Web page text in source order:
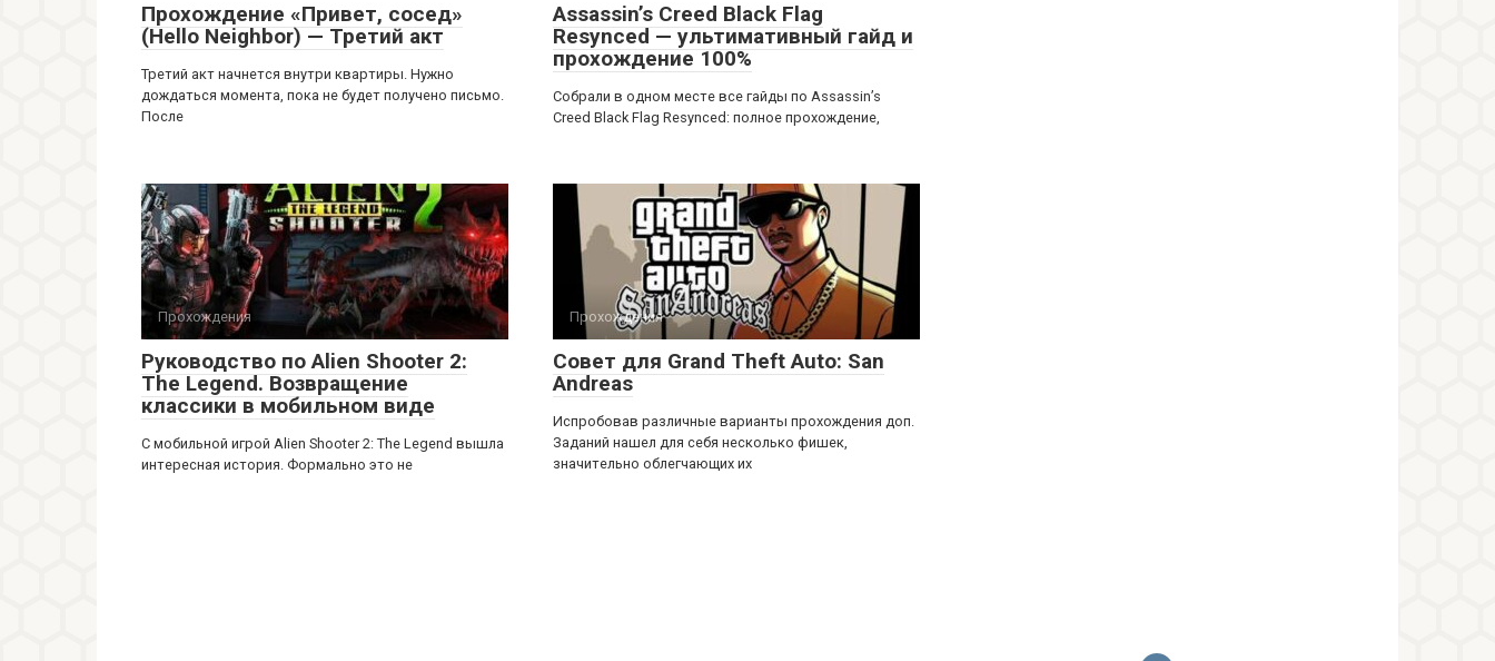
Прохождение «Привет, cосед»
(Hello Neighbor) — Третий акт
Третий акт начнется внутри квартиры. Нужно
дождаться момента, пока не будет получено письмо.
После
Assassin’s Creed Black Flag
Resynced — ультимативный гайд и
прохождение 100%
Собрали в одном месте все гайды по Assassin’s
Creed Black Flag Resynced: полное прохождение,
Прохождения
Руководство по Alien Shooter 2:
The Legend. Возвращение
классики в мобильном виде
С мобильной игрой Alien Shooter 2: The Legend вышла
интересная история. Формально это не
Прохождения
Совет для Grand Theft Auto: San
Andreas
Испробовав различные варианты прохождения доп.
Заданий нашел для себя несколько фишек,
значительно облегчающих их